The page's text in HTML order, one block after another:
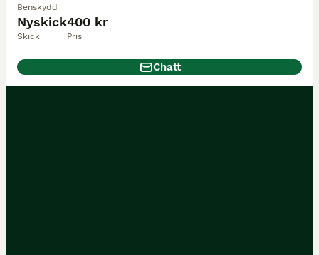
Nyskick
Skick
400 kr
Pris
Benskydd
Chatt